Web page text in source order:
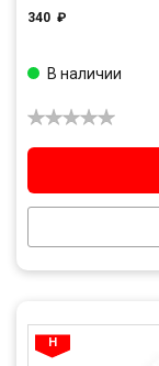
340 ₽
В наличии